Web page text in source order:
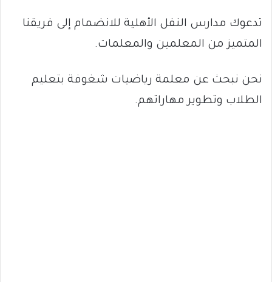
تدعوك مدارس النفل الأهلية للانضمام إلى فريقنا
المتميز من المعلمين والمعلمات.
نحن نبحث عن معلمة رياضيات شغوفة بتعليم
الطلاب وتطوير مهاراتهم.